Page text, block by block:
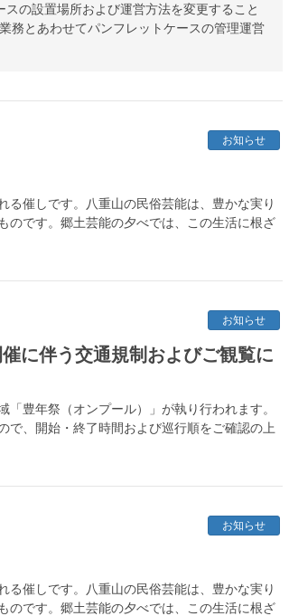
の設置場所および運営方法を変更すること
務とあわせてパンフレットケースの管理運営
お知らせ
催しです。八重山の民俗芸能は、豊かな実り
のです。郷土芸能の夕べでは、この生活に根ざ
お知らせ
に伴う交通規制およびご観覧に
豊年祭（オンプール）」が執り行われます。
で、開始・終了時間および巡行順をご確認の上
お知らせ
催しです。八重山の民俗芸能は、豊かな実り
のです。郷土芸能の夕べでは、この生活に根ざ